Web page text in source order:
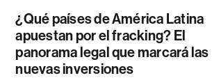
¿Qué países de América Latina
apuestan por el fracking? El
panorama legal que marcará las
nuevas inversiones